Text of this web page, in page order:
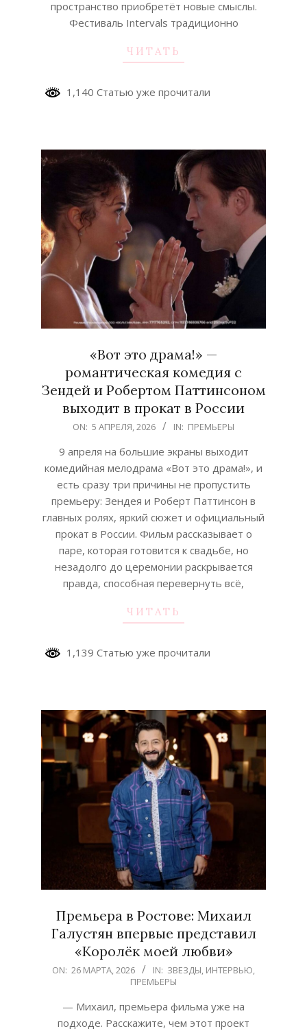
пространство приобретёт новые смыслы.
Фестиваль Intervals традиционно
ЧИТАТЬ
1,140 Статью уже прочитали
«Вот это драма!» —
романтическая комедия с
Зендей и Робертом Паттинсоном
выходит в прокат в России
ON: 5 АПРЕЛЯ, 2026 IN: ПРЕМЬЕРЫ
9 апреля на большие экраны выходит
комедийная мелодрама «Вот это драма!», и
есть сразу три причины не пропустить
премьеру: Зендея и Роберт Паттинсон в
главных ролях, яркий сюжет и официальный
прокат в России. Фильм рассказывает о
паре, которая готовится к свадьбе, но
незадолго до церемонии раскрывается
правда, способная перевернуть всё,
ЧИТАТЬ
1,139 Статью уже прочитали
Премьера в Ростове: Михаил
Галустян впервые представил
«Королёк моей любви»
2026-
ON: 26 МАРТА, 2026 IN: ЗВЕЗДЫ, ИНТЕРВЬЮ,
ПРЕМЬЕРЫ
— Михаил, премьера фильма уже на
подходе. Расскажите, чем этот проект